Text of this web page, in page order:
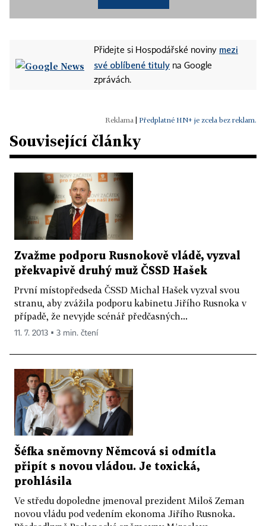
Přidejte si Hospodářské noviny mezi
své oblíbené tituly na Google
zprávách.
Předplatné HN+ je zcela bez reklam.
Související články
Zvažme podporu Rusnokově vládě, vyzval
překvapivě druhý muž ČSSD Hašek
První místopředseda ČSSD Michal Hašek vyzval svou
stranu, aby zvážila podporu kabinetu Jiřího Rusnoka v
případě, že nevyjde scénář předčasných...
11. 7. 2013 ▪ 3 min. čtení
Šéfka sněmovny Němcová si odmítla
připít s novou vládou. Je toxická,
prohlásila
Ve středu dopoledne jmenoval prezident Miloš Zeman
novou vládu pod vedením ekonoma Jiřího Rusnoka.